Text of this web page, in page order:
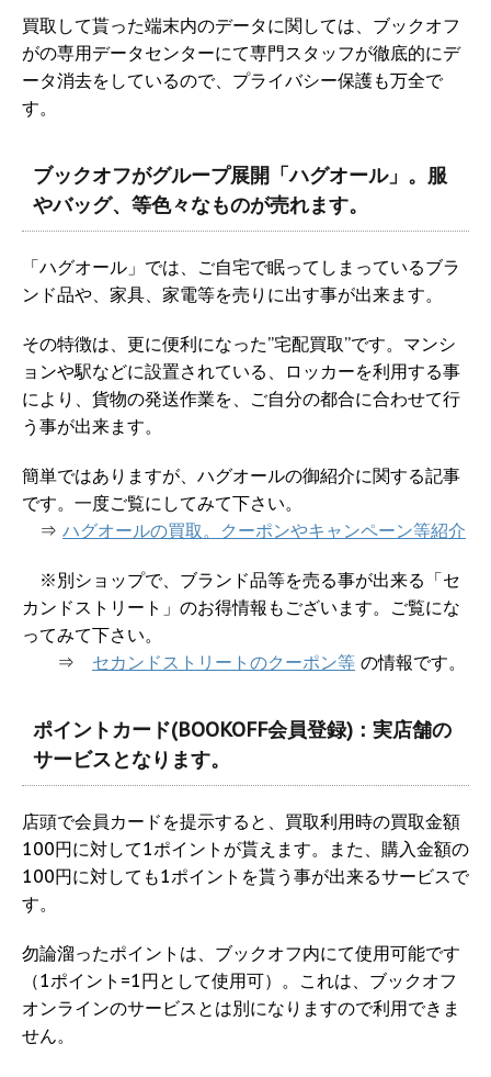
買取して貰った端末内のデータに関しては、ブックオフ
がの専用データセンターにて専門スタッフが徹底的にデ
ータ消去をしているので、プライバシー保護も万全で
す。
ブックオフがグループ展開「ハグオール」。服
やバッグ、等色々なものが売れます。
「ハグオール」では、ご自宅で眠ってしまっているブラ
ンド品や、家具、家電等を売りに出す事が出来ます。
その特徴は、更に便利になった”宅配買取”です。マンシ
ョンや駅などに設置されている、ロッカーを利用する事
により、貨物の発送作業を、ご自分の都合に合わせて行
う事が出来ます。
簡単ではありますが、ハグオールの御紹介に関する記事
です。一度ご覧にしてみて下さい。
⇒ ハグオールの買取。クーポンやキャンペーン等紹介
※別ショップで、ブランド品等を売る事が出来る「セ
カンドストリート」のお得情報もございます。ご覧にな
ってみて下さい。
⇒ セカンドストリートのクーポン等 の情報です。
ポイントカード(BOOKOFF会員登録)：実店舗の
サービスとなります。
店頭で会員カードを提示すると、買取利用時の買取金額
100円に対して1ポイントが貰えます。また、購入金額の
100円に対しても1ポイントを貰う事が出来るサービスで
す。
勿論溜ったポイントは、ブックオフ内にて使用可能です
（1ポイント=1円として使用可）。これは、ブックオフ
オンラインのサービスとは別になりますので利用できま
せん。